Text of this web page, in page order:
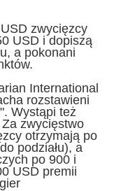
zwycięzcy
USD i dopiszą
a pokonani
International
rozstawieni
Wystąpi też
zwycięstwo
otrzymają po
podziału), a
po 900 i
USD premii